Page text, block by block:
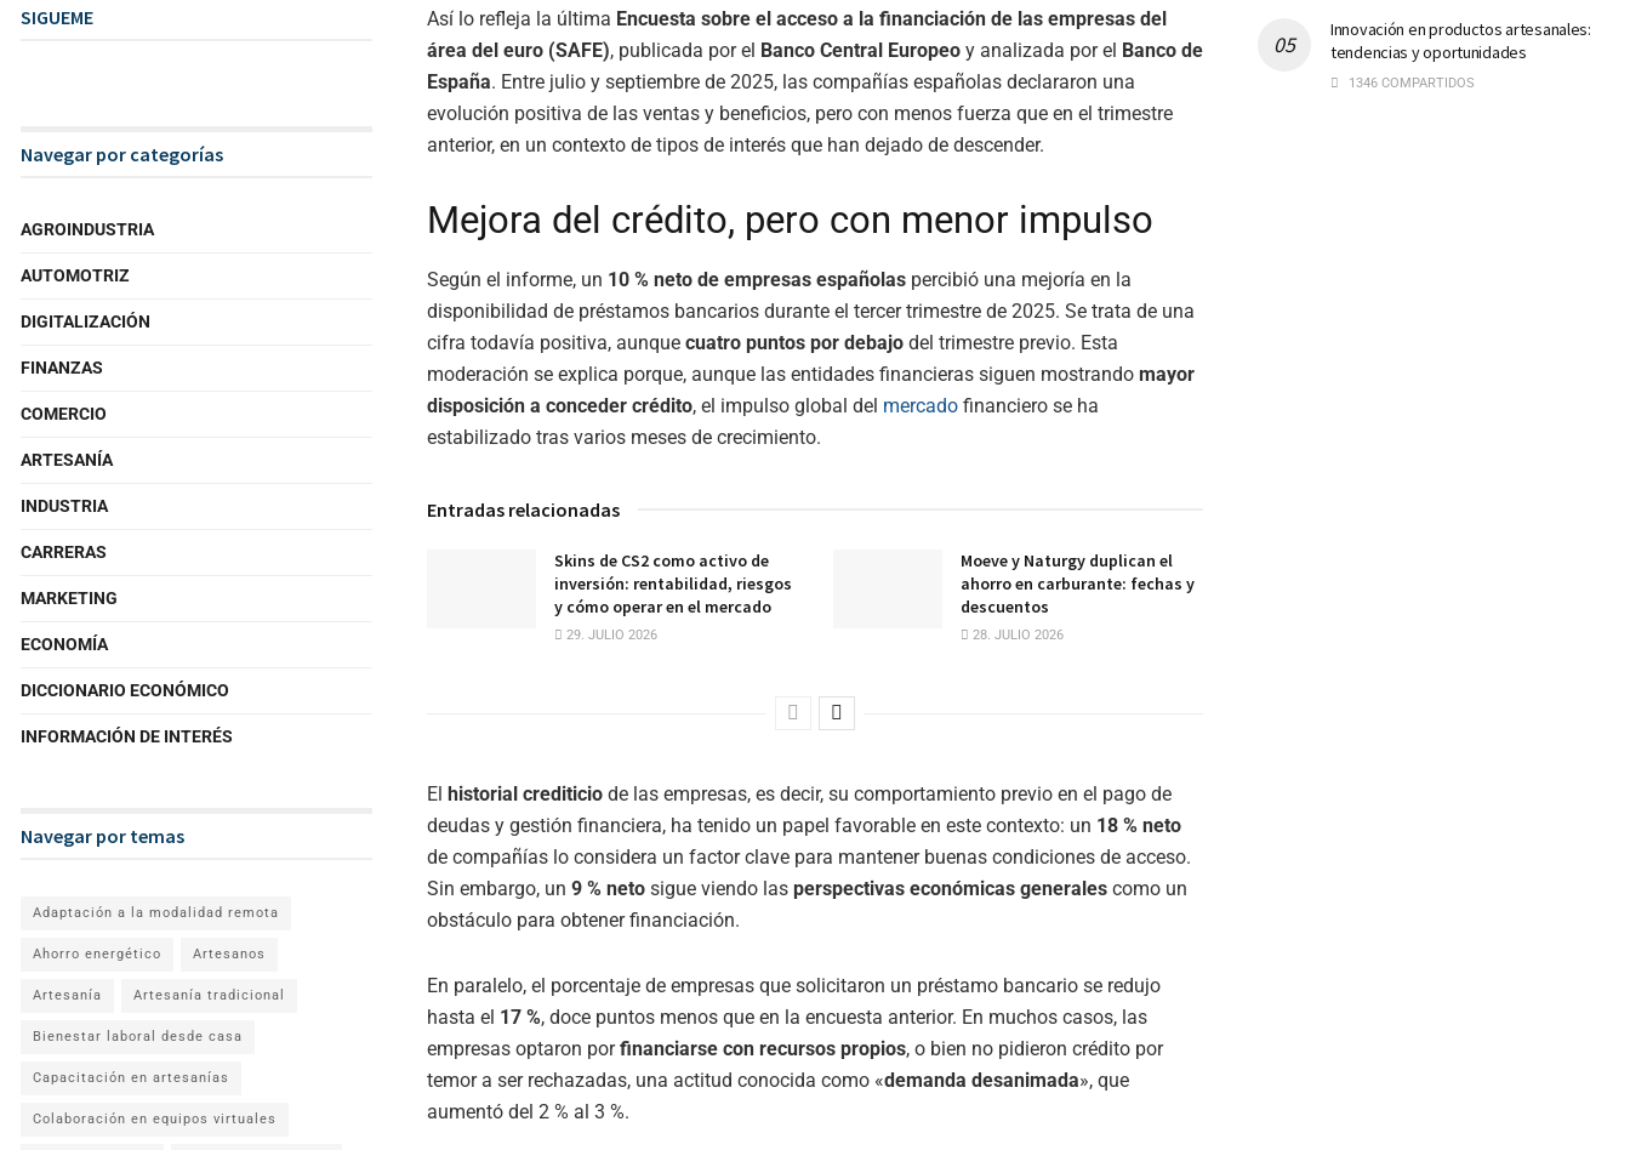
Así lo refleja la última Encuesta sobre el acceso a la financiación de las empresas del
área del euro (SAFE), publicada por el Banco Central Europeo y analizada por el Banco de
España. Entre julio y septiembre de 2025, las compañías españolas declararon una
evolución positiva de las ventas y beneficios, pero con menos fuerza que en el trimestre
anterior, en un contexto de tipos de interés que han dejado de descender.
Mejora del crédito, pero con menor impulso
Según el informe, un 10 % neto de empresas españolas percibió una mejoría en la
disponibilidad de préstamos bancarios durante el tercer trimestre de 2025. Se trata de una
cifra todavía positiva, aunque cuatro puntos por debajo del trimestre previo. Esta
moderación se explica porque, aunque las entidades financieras siguen mostrando mayor
disposición a conceder crédito, el impulso global del mercado financiero se ha
estabilizado tras varios meses de crecimiento.
Entradas relacionadas
Skins de CS2 como activo de
inversión: rentabilidad, riesgos
y cómo operar en el mercado
29. JULIO 2026
Moeve y Naturgy duplican el
ahorro en carburante: fechas y
descuentos
28. JULIO 2026
El historial crediticio de las empresas, es decir, su comportamiento previo en el pago de
deudas y gestión financiera, ha tenido un papel favorable en este contexto: un 18 % neto
de compañías lo considera un factor clave para mantener buenas condiciones de acceso.
Sin embargo, un 9 % neto sigue viendo las perspectivas económicas generales como un
obstáculo para obtener financiación.
En paralelo, el porcentaje de empresas que solicitaron un préstamo bancario se redujo
hasta el 17 %, doce puntos menos que en la encuesta anterior. En muchos casos, las
empresas optaron porfinanciarse con recursos propios, o bien no pidieron crédito por
temor a ser rechazadas, una actitud conocida como «demanda desanimada», que
aumentó del 2 % al 3 %.
SIGUEME
Navegar por categorías
AGROINDUSTRIA
AUTOMOTRIZ
DIGITALIZACIÓN
FINANZAS
COMERCIO
ARTESANÍA
INDUSTRIA
CARRERAS
MARKETING
ECONOMÍA
DICCIONARIO ECONÓMICO
INFORMACIÓN DE INTERÉS
Navegar por temas
Adaptación a la modalidad remota
Ahorro energético Artesanos
Artesanía Artesanía tradicional
Bienestar laboral desde casa
Capacitación en artesanías
Colaboración en equipos virtuales
Innovación en productos artesanales:
tendencias y oportunidades
1346 COMPARTIDOS